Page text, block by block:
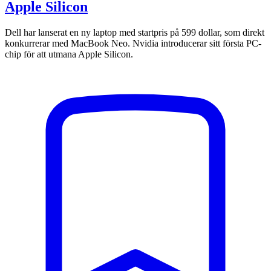
Apple Silicon
Dell har lanserat en ny laptop med startpris på 599 dollar, som direkt
konkurrerar med MacBook Neo. Nvidia introducerar sitt första PC-
chip för att utmana Apple Silicon.